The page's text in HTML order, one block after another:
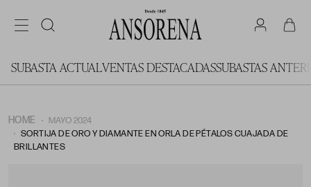
SUBASTA ACTUALVENTAS DESTACADASSUBASTAS
HOME
MAYO 2024
SORTIJA DE ORO Y DIAMANTE EN ORLA DE PÉTALOS CUAJADA DE
BRILLANTES